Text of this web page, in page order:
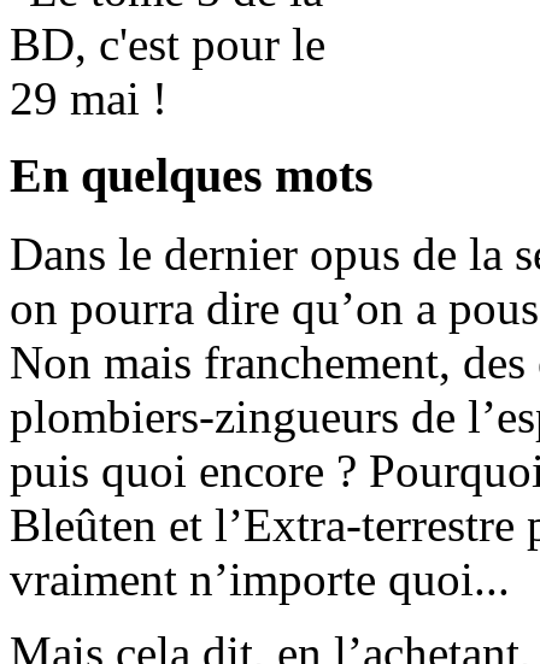
En quelques mots
Dans le dernier opus de la
on pourra dire qu’on a
Non mais franchement,
plombiers-zingueurs de
puis quoi encore ?
Bleûten et l’Extra-terrestre
vraiment n’importe quoi...
Mais cela dit, en